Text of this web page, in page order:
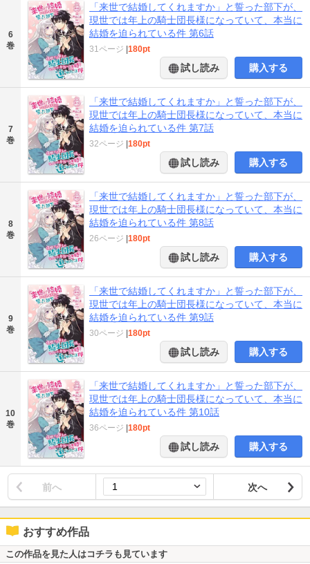
6
巻
「来世で結婚してくれますか」と誓った部下が、
現世では年上の騎士団長様になっていて、本当に
結婚を迫られている件 第6話
31ページ |180pt
試し読み 購入する
7
巻
「来世で結婚してくれますか」と誓った部下が、
現世では年上の騎士団長様になっていて、本当に
結婚を迫られている件 第7話
32ページ |180pt
試し読み 購入する
8
巻
「来世で結婚してくれますか」と誓った部下が、
現世では年上の騎士団長様になっていて、本当に
結婚を迫られている件 第8話
26ページ |180pt
試し読み 購入する
9
巻
「来世で結婚してくれますか」と誓った部下が、
現世では年上の騎士団長様になっていて、本当に
結婚を迫られている件 第9話
30ページ |180pt
試し読み 購入する
10
巻
「来世で結婚してくれますか」と誓った部下が、
現世では年上の騎士団長様になっていて、本当に
結婚を迫られている件 第10話
36ページ |180pt
試し読み 購入する
前へ 次へ
おすすめ作品
この作品を見た人はコチラも見ています